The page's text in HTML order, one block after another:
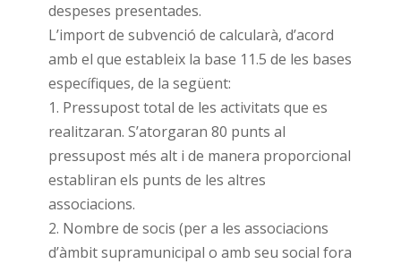
despeses presentades.
L’import de subvenció de calcularà, d’acord
amb el que estableix la base 11.5 de les bases
específiques, de la següent:
1. Pressupost total de les activitats que es
realitzaran. S’atorgaran 80 punts al
pressupost més alt i de manera proporcional
establiran els punts de les altres
associacions.
2. Nombre de socis (per a les associacions
d’àmbit supramunicipal o amb seu social fora